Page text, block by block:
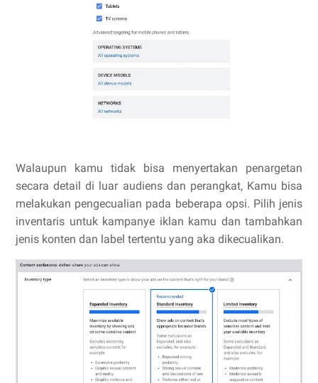
Walaupun kamu tidak bisa menyertakan penargetan
secara detail di luar audiens dan perangkat, Kamu bisa
melakukan pengecualian pada beberapa opsi. Pilih jenis
inventaris untuk kampanye iklan kamu dan tambahkan
jenis konten dan label tertentu yang aka dikecualikan.